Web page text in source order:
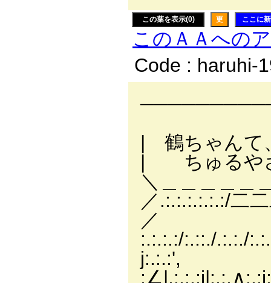
この葉を表示(0) 更 ここに
このＡＡへの
Code : haruhi-
| 鶴ちゃん
| ちゅる
＼＿＿＿＿
／.:.:.:.:.:.:/二
／
:.:.:.:/:.::./.:.:./
j:.:.:', ,